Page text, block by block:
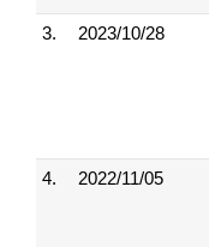
3. 2023/10/28
4. 2022/11/05